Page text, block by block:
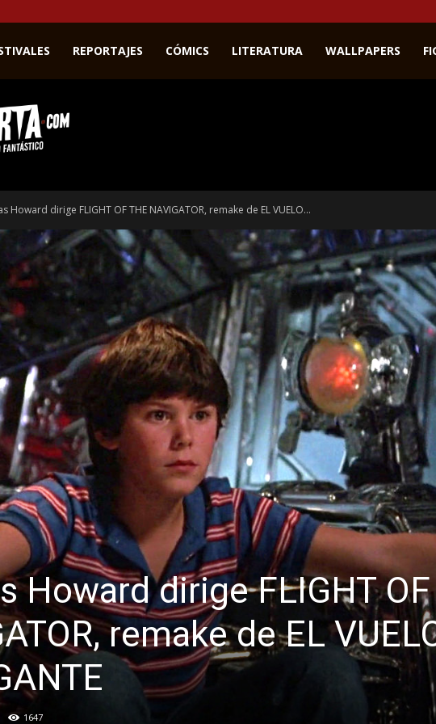
REPORTAJES CÓMICS LITERATURA WALLPAPERS
Howard dirige FLIGHT OF THE NAVIGATOR, remake de EL VUELO...
Howard dirige FLIGHT OF
remake de EL
1647